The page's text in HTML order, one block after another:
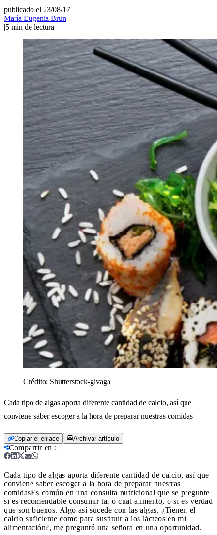
publicado el 23/08/17|
María Eugenia Brun
|5 min de lectura
Crédito: Shutterstock-givaga
Cada tipo de algas aporta diferente cantidad de calcio, así que
conviene saber escoger a la hora de preparar nuestras comidas
Copiar el enlace Archivar artículo
Compartir en :
Cada tipo de algas aporta diferente cantidad de calcio, así que
conviene saber escoger a la hora de preparar nuestras
comidasEs común en una consulta nutricional que se pregunte
si es recomendable consumir tal o cual alimento, o si es verdad
que son buenos. Algo así sucede con las algas. ¿Tienen el
calcio suficiente como para sustituir a los lácteos en mi
alimentación?, me preguntó una señora en una oportunidad.